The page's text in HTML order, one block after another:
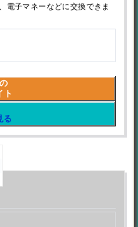
電子マネーなどに交換できま
ト
る